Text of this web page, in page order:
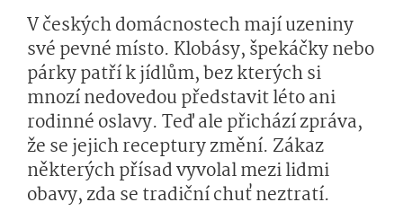
V českých domácnostech mají uzeniny
své pevné místo. Klobásy, špekáčky nebo
párky patří k jídlům, bez kterých si
mnozí nedovedou představit léto ani
rodinné oslavy. Teď ale přichází zpráva,
že se jejich receptury změní. Zákaz
některých přísad vyvolal mezi lidmi
obavy, zda se tradiční chuť neztratí.